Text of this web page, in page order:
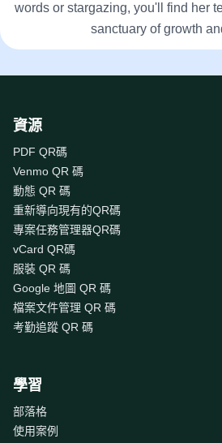
words or stargazing, you'll find her
sanctuary of growth
資源
PDF QR碼
Venmo QR 碼
動態 QR 碼
重新導向現有的QR碼
專案任務管理器QR碼
vCard QR碼
服裝 QR 碼
Google 地圖 QR 碼
檔案文件管理 QR 碼
考勤追蹤 QR 碼
學習
部落格
使用案例